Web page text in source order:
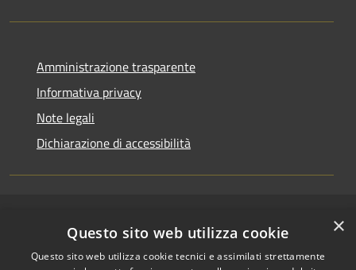
Amministrazione trasparente
Informativa privacy
Note legali
Dichiarazione di accessibilità
Accessibilità
Privacy
Copyright © 2026 • Comune di
Riccione • Powered by
Municipium•Accesso
×
Questo sito web utilizza cookie
Questo sito web utilizza cookie tecnici e assimilati strettamente